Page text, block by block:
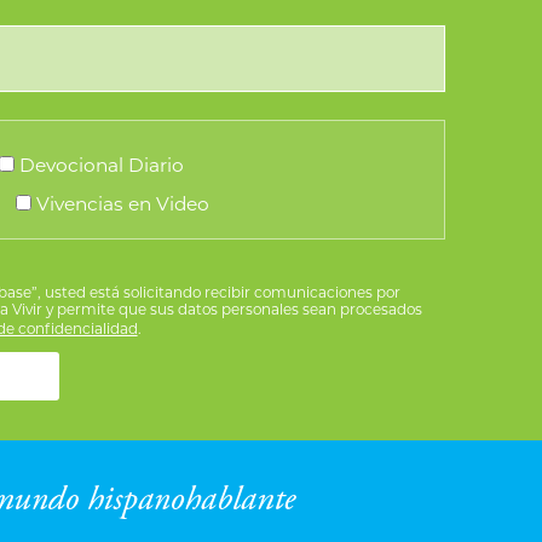
la
página
de
producto
Devocional Diario
Vivencias en Video
usted está solicitando recibir comunicaciones por
Vivir y permite que sus datos personales sean procesados
confidencialidad.